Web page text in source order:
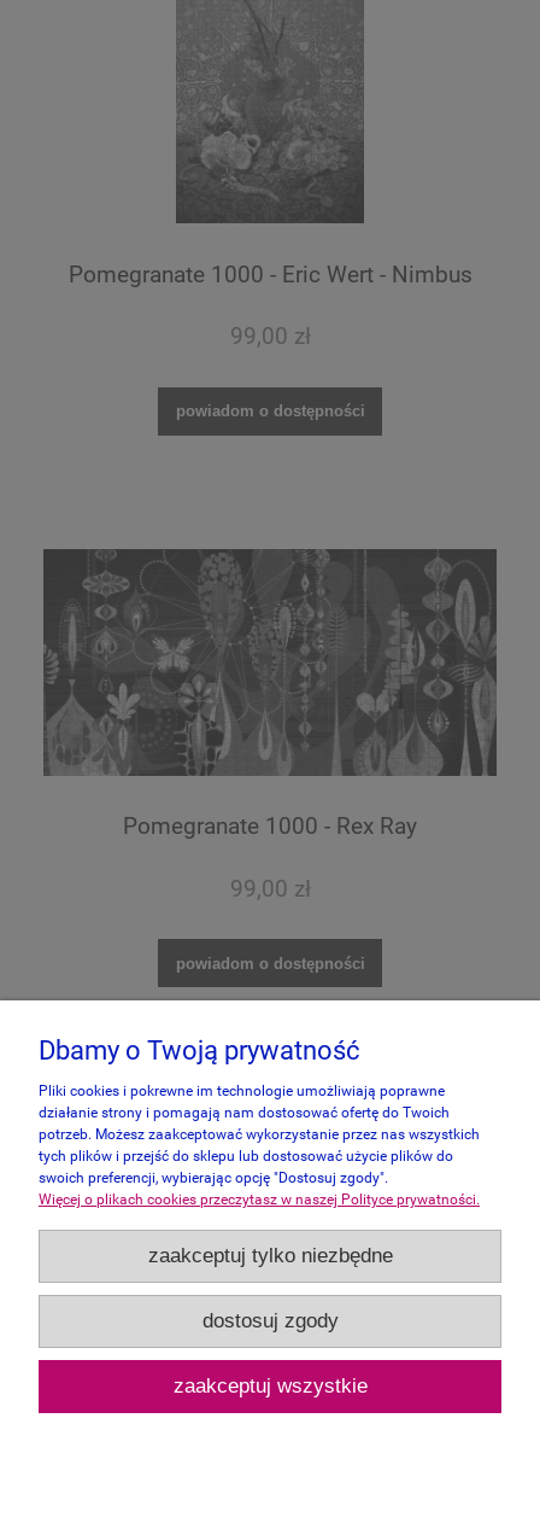
Pomegranate 1000 - Eric Wert - Nimbus
99,00 zł
powiadom o dostępności
Pomegranate 1000 - Rex Ray
99,00 zł
powiadom o dostępności
Pomegranate 1000 - John A. Ruthven - The
Last Passenger Pigeon
Dbamy o Twoją prywatność
Pliki cookies i pokrewne im technologie umożliwiają poprawne
działanie strony i pomagają nam dostosować ofertę do Twoich
potrzeb. Możesz zaakceptować wykorzystanie przez nas wszystkich
tych plików i przejść do sklepu lub dostosować użycie plików do
swoich preferencji, wybierając opcję "Dostosuj zgody".
Więcej o plikach cookies przeczytasz w naszej Polityce prywatności.
zaakceptuj tylko niezbędne
dostosuj zgody
zaakceptuj wszystkie